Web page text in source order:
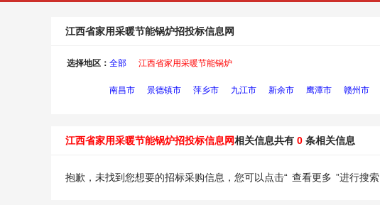
江西省家用采暖节能锅炉招投标信息网
选择地区： 全部 江西省家用采暖节能锅炉
南昌市 景德镇市 萍乡市 九江市 新余市 鹰潭市 赣州市
江西省家用采暖节能锅炉招投标信息网相关信息共有 0 条相关信息
抱歉，未找到您想要的招标采购信息，您可以点击“ 查看更多 ”进行搜索